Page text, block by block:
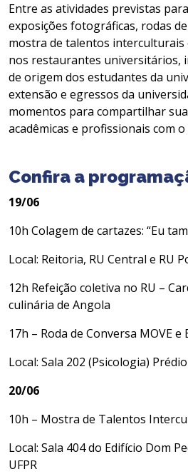
Entre as atividades previstas
exposições fotográficas, rodas
mostra de talentos interculturais
nos restaurantes universitários,
de origem dos estudantes da
extensão e egressos da
momentos para compartilhar
acadêmicas e profissionais com
Confira a
19/06
10h Colagem de cartazes: “Eu
Local: Reitoria, RU Central e RU
12h Refeição coletiva no RU –
culinária de Angola
17h – Roda de Conversa MOVE
Local: Sala 202 (Psicologia)
20/06
10h – Mostra de Talentos
Local: Sala 404 do Edifício Dom
UFPR